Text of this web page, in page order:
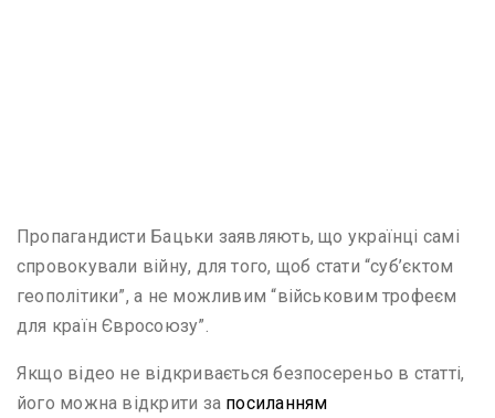
Пропагандисти Бацьки заявляють, що українці самі
спровокували війну, для того, щоб стати “суб’єктом
геополітики”, а не можливим “військовим трофеєм
для країн Євросоюзу”.
Якщо відео не відкривається безпосереньо в статті,
його можна відкрити за посиланням